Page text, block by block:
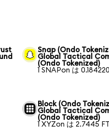
Snap (Ondo
Global Tactical
(Ondo Tokenized)
1 SNAPon は
Block (Ondo
Global Tactical
(Ondo Tokenized)
1 XYZon は 2.7445